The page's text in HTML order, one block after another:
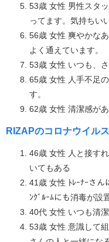
53歳 女性 男性スタ
ってます。気持ちい
56歳 女性 爽やかな
よく通えています。
53歳 女性 いつも、
65歳 女性 人手不足
す。
62歳 女性 清潔感が
RIZAPのコロナウイル
46歳 女性 人と接す
いてもある
41歳 女性 ﾄﾚｰﾅｰさん
ﾝｸﾞﾙｰﾑにも消毒が設
40代 女性 いつも清
53歳 女性 意識して